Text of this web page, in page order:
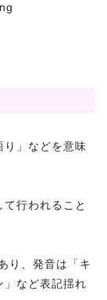
り」などを意味
行われること
り、発音は「キ
」など表記揺れ